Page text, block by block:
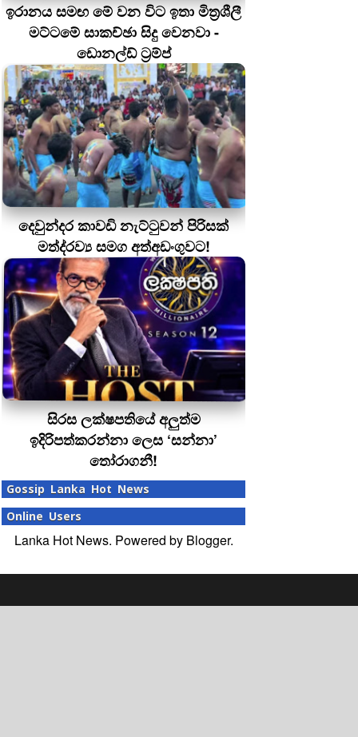
ඉරානය සමඟ මේ වන විට ඉතා මිත්‍රශීලී
මට්ටමේ සාකච්ඡා සිදු වෙනවා -
ඩොනල්ඩ් ට්‍රම්ප්
දෙවුන්දර කාවඩි නැට්ටුවන් පිරිසක්
මත්ද‍්‍රව්‍ය සමග අත්අඩංගුවට!
සිරස ලක්ෂපතියේ අලුත්ම
ඉදිරිපත්කරන්නා ලෙස ‘සන්නා’
තෝරාගනී!
Gossip Lanka Hot News
Online Users
Lanka Hot News. Powered by Blogger.